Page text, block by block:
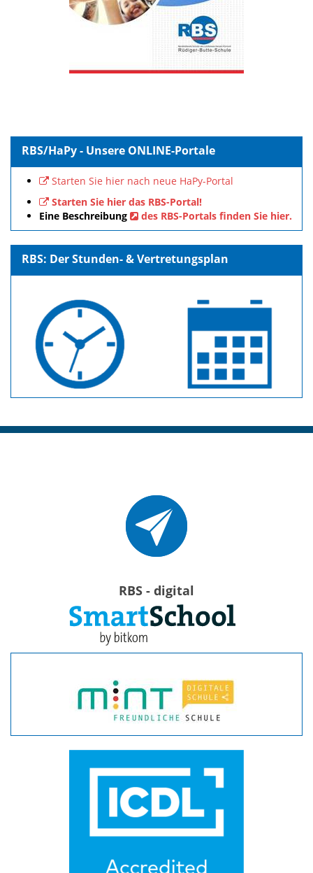
RBS/HaPy - Unsere ONLINE-Portale
Starten Sie hier nach neue HaPy-Portal
Starten Sie hier das RBS-Portal!
Eine Beschreibung
des RBS-Portals finden Sie hier.
RBS: Der Stunden- & Vertretungsplan
RBS - digital